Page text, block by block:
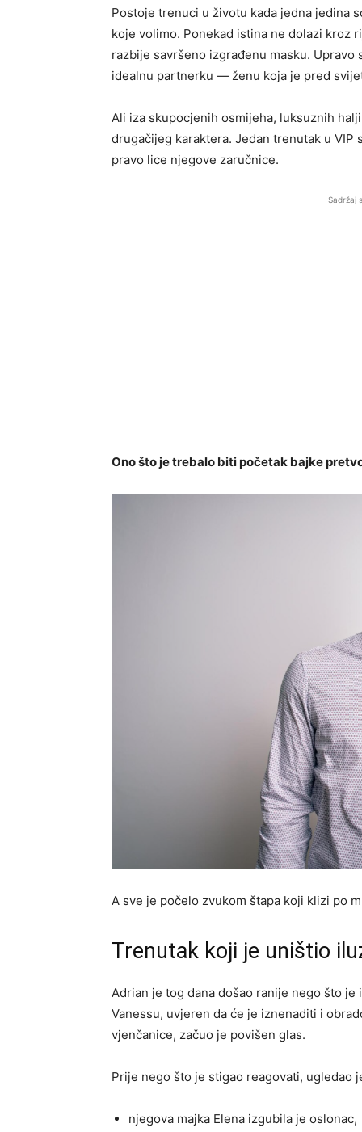
Postoje trenuci u životu kada jedna jedina
koje volimo. Ponekad istina ne dolazi kroz
razbije savršeno izgrađenu masku.
idealnu partnerku — ženu koja je pred
Ali iza skupocjenih osmijeha, luksuznih
drugačijeg karaktera. Jedan trenutak u
pravo lice njegove zaručnice.
Sadržaj
Ono što je trebalo biti početak bajke
A sve je počelo zvukom štapa koji klizi po
Trenutak koji je uništio
Adrian je tog dana došao ranije nego što
Vanessu, uvjeren da će je iznenaditi i
vjenčanice, začuo je povišen glas.
Prije nego što je stigao reagovati, ugledao
njegova majka Elena izgubila je oslonac,